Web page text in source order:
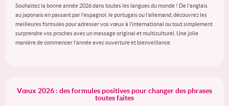
Souhaitez la bonne année 2026 dans toutes les langues du monde ! De l’anglais
au japonais en passant par l’espagnol, le portugais ou l’allemand, découvrez les
meilleures formules pour adresser vos vœux à l’international ou tout simplement
surprendre vos proches avec un message original et multiculturel. Une jolie
manière de commencer l’année avec ouverture et bienveillance.
Vœux 2026 : des formules positives pour changer des phrases
toutes faites